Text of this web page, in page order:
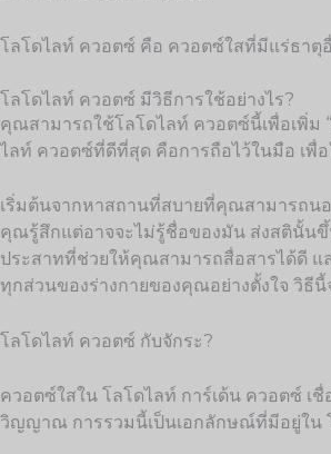
โลโดไลท์ ควอตซ์ คือ ควอตซ์ใสที่มีแร่ธาตุ
โลโดไลท์ ควอตซ์ มีวิธีการใช้อย่างไร?
คุณสามารถใช้โลโดไลท์ ควอตซ์นี้เพื่อเพิ่ม
ไลท์ ควอตซ์ที่ดีที่สุด คือการถือไว้ในมือ เพื่
เริ่มต้นจากหาสถานที่สบายที่คุณสามารถนอ
คุณรู้สึกแต่อาจจะไม่รู้ชื่อของมัน ส่งสตินั้น
ประสาทที่ช่วยให้คุณสามารถสื่อสารได้ดี
ทุกส่วนของร่างกายของคุณอย่างตั้งใจ วิธี
โลโดไลท์ ควอตซ์ กับจักระ?
ควอตซ์ใสใน โลโดไลท์ การ์เด้น ควอตซ์
วิญญาณ การรวมนี้เป็นเอกลักษณ์ที่มีอยู่ใ